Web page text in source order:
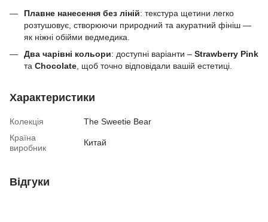
Плавне нанесення без ліній: текстура щетини легко
розтушовує, створюючи природний та акуратний фініш —
як ніжні обійми ведмедика.
Два чарівні кольори: доступні варіанти – Strawberry Pink
та Chocolate , щоб точно відповідали вашій естетиці.
Характеристики
Колекція
The Sweetie Bear
Країна
виробник
Китай
Відгуки